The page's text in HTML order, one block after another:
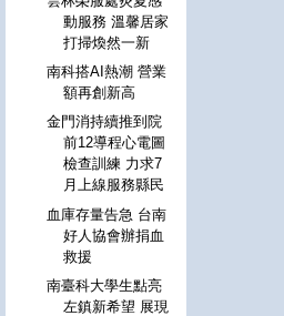
動服務 溫馨居家
打掃煥然一新
南科搭AI熱潮 營業
額再創新高
金門消持續推到院
前12導程心電圖
檢查訓練 力求7
月上線服務縣民
血庫存量告急 台南
好人協會辦捐血
救援
南臺科大學生點亮
左鎮新希望 展現